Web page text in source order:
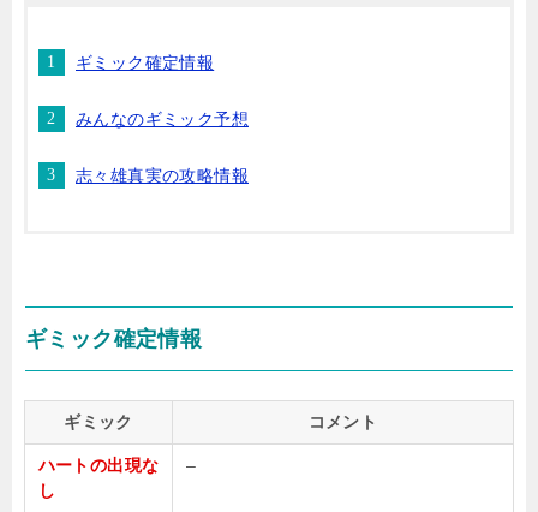
ギミック確定情報
みんなのギミック予想
志々雄真実の攻略情報
ギミック確定情報
ギミック コメント
ハートの出現な
し
–